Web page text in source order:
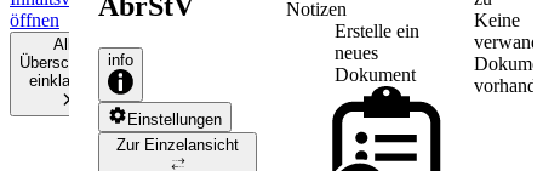
öffnen
Alle
Überschriften
einklappen
info
Einstellungen
Zur Einzelansicht
Notizen
Erstelle ein
neues
Dokument
Keine